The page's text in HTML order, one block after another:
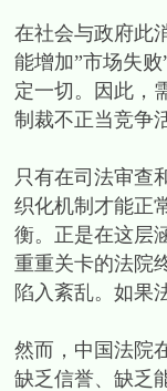
在社会与政府此
能增加”市场失
定一切。因此，
制裁不正当竞争
只有在司法审查
织化机制才能正
衡。正是在这层
重重关卡的法院
陷入紊乱。如果
然而，中国法院
缺乏信誉、缺乏